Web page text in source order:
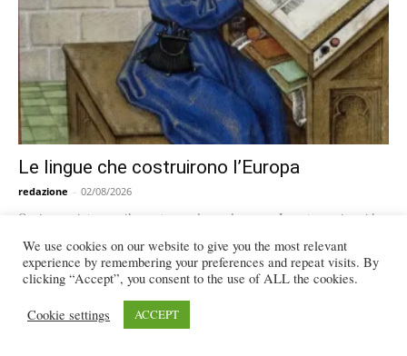
Le lingue che costruirono l’Europa
redazione - 02/08/2026
Ogni epoca interroga il passato con domande nuove. In un tempo in cui le
comunicazione, il volume...
adattamento ad Haiti
31/07/2026
We use cookies on our website to give you the most relevant
experience by remembering your preferences and repeat visits. By
clicking “Accept”, you consent to the use of ALL the cookies.
Cookie settings ACCEPT